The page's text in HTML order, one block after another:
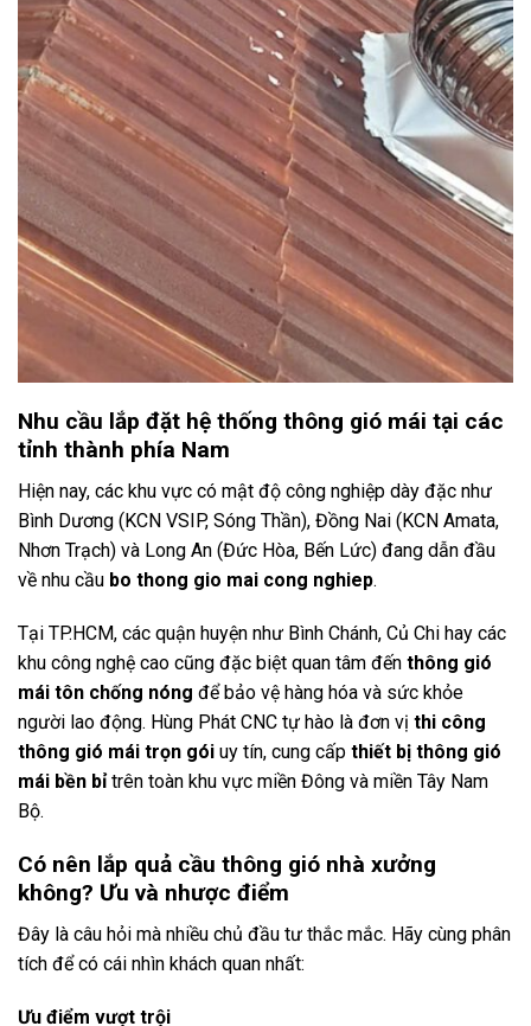
Nhu cầu lắp đặt hệ thống thông gió mái tại các
tỉnh thành phía Nam
Hiện nay, các khu vực có mật độ công nghiệp dày đặc như
Bình Dương (KCN VSIP, Sóng Thần), Đồng Nai (KCN Amata,
Nhơn Trạch) và Long An (Đức Hòa, Bến Lức) đang dẫn đầu
về nhu cầu bo thong gio mai cong nghiep.
Tại TP.HCM, các quận huyện như Bình Chánh, Củ Chi hay các
khu công nghệ cao cũng đặc biệt quan tâm đến thông gió
mái tôn chống nóng để bảo vệ hàng hóa và sức khỏe
người lao động. Hùng Phát CNC tự hào là đơn vị thi công
thông gió mái trọn gói uy tín, cung cấp thiết bị thông gió
mái bền bỉtrên toàn khu vực miền Đông và miền Tây Nam
Bộ.
Có nên lắp quả cầu thông gió nhà xưởng
không? Ưu và nhược điểm
Đây là câu hỏi mà nhiều chủ đầu tư thắc mắc. Hãy cùng phân
tích để có cái nhìn khách quan nhất:
Ưu điểm vượt trội